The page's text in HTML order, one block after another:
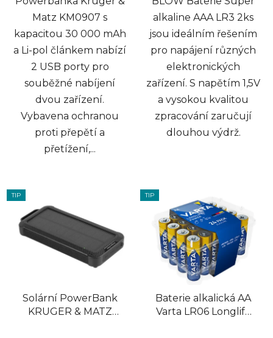
Matz KM0907 s
kapacitou 30 000 mAh
a Li-pol článkem nabízí
2 USB porty pro
souběžné nabíjení
dvou zařízení.
Vybavena ochranou
proti přepětí a
přetížení,...
alkaline AAA LR3 2ks
jsou ideálním řešením
pro napájení různých
elektronických
zařízení. S napětím 1,5V
a vysokou kvalitou
zpracování zaručují
dlouhou výdrž.
TIP
Solární PowerBank
KRUGER & MATZ
TIP
Baterie alkalická AA
Varta LR06 Longlife